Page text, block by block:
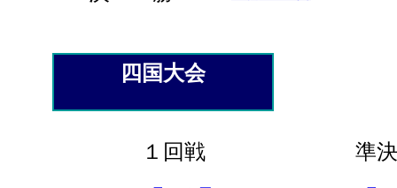
１回戦 準
四国大会